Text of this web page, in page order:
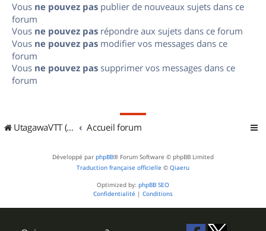
Vous ne pouvez pas publier de nouveaux sujets dans ce
forum
Vous ne pouvez pas répondre aux sujets dans ce forum
Vous ne pouvez pas modifier vos messages dans ce
forum
Vous ne pouvez pas supprimer vos messages dans ce
forum
UtagawaVTT (Randos VTT et VTTAE avec traces GPS) Accueil forum
Développé par phpBB® Forum Software © phpBB Limited
Traduction française officielle © Qiaeru
Optimized by: phpBB SEO
Confidentialité | Conditions